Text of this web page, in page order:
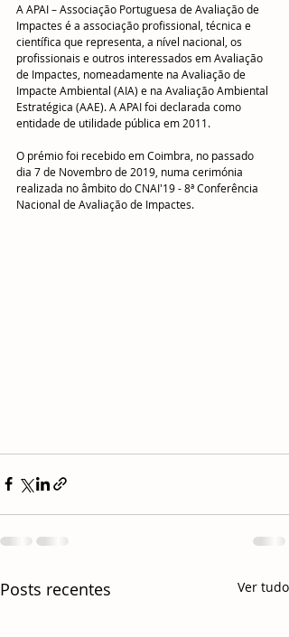
A APAI – Associação Portuguesa de Avaliação de
Impactes é a associação profissional, técnica e
científica que representa, a nível nacional, os
profissionais e outros interessados em Avaliação
de Impactes, nomeadamente na Avaliação de
Impacte Ambiental (AIA) e na Avaliação Ambiental
Estratégica (AAE). A APAI foi declarada como
entidade de utilidade pública em 2011.​
O prémio foi recebido em Coimbra, no passado
dia 7 de Novembro de 2019, numa cerimónia
realizada no âmbito do CNAI'19 - 8ª Conferência
Nacional de Avaliação de Impactes.
Posts recentes Ver tudo